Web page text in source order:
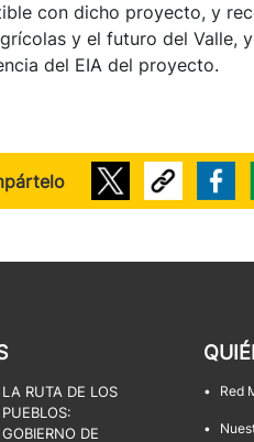
con dicho proyecto, y
y el futuro del Valle,
del EIA del proyecto.
LA RUTA DE LOS
PUEBLOS:
GOBIERNO DE
• Red
•